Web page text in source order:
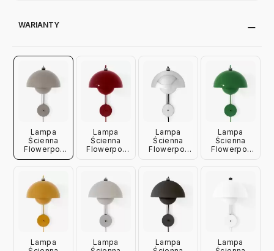
WARIANTY
Lampa
Ścienna
Flowerpot
Vp8 Grey
Andtradition
Lampa
Ścienna
Flowerpot
Red
Andtradition
Lampa
Ścienna
Flowerpot
Lampa
Ścienna
Flowerpot
Lampa
Lampa
Lampa
Lampa